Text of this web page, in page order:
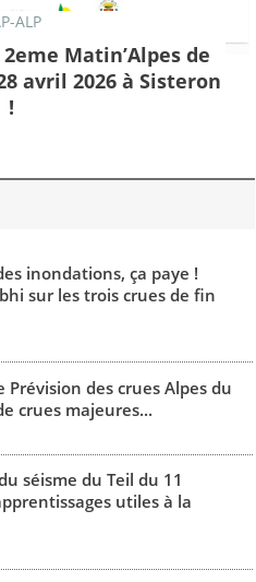
ALP
Matin’Alpes de
avril 2026 à Sisteron
!
inondations, ça paye !
sur les trois crues de fin
des crues Alpes du
crues majeures...
séisme du Teil du 11
utiles à la